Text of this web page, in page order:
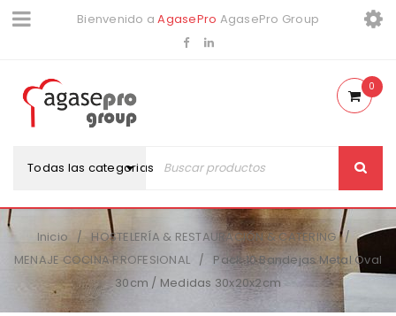
Bienvenido aAgasePro AgasePro Group
Todas las categorias
0
Inicio / HOSTELERÍA & RESTAURACIÓN & CATERING /
MENAJE COCINA PROFESIONAL /
Pack 10 Bandejas Metal Oval
30cm / Medidas 30x20x2cm